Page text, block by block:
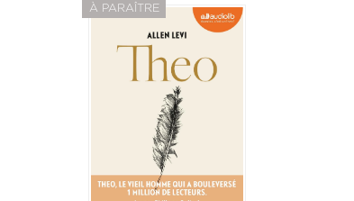
À PARAÎTRE